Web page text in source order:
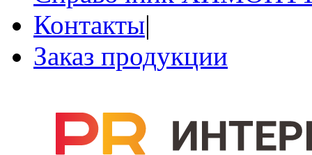
Контакты|
Заказ продукции